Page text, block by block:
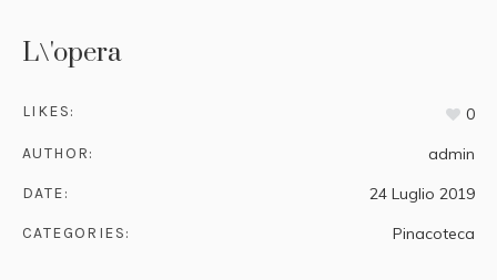
L\'opera
LIKES: 0
AUTHOR: admin
DATE: 24 Luglio 2019
CATEGORIES: Pinacoteca